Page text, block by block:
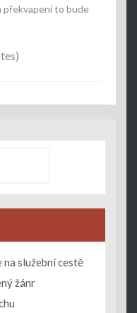
překvapení to bude
na služební cestě
žánr